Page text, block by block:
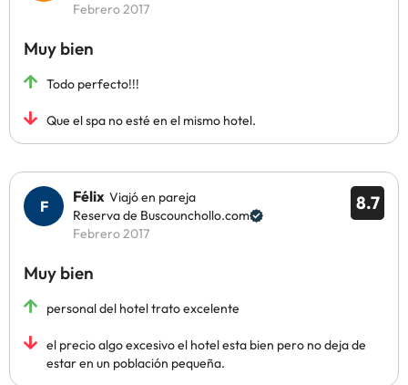
Febrero 2017
Muy bien
Todo perfecto!!!
Que el spa no esté en el mismo hotel.
8.7
Félix Viajó en pareja
Reserva de Buscounchollo.com
Febrero 2017
Muy bien
personal del hotel trato excelente
el precio algo excesivo el hotel esta bien pero no deja de
estar en un población pequeña.